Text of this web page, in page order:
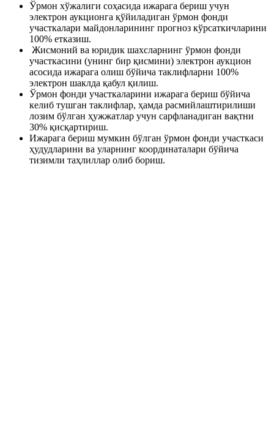
Ўрмон хўжалиги соҳасида ижарага бериш учун
электрон аукционга қўйиладиган ўрмон фонди
участкалари майдонларининг прогноз кўрсаткичларини
100% етказиш.
Жисмоний ва юридик шахсларнинг ўрмон фонди
участкасини (унинг бир қисмини) электрон аукцион
асосида ижарага олиш бўйича таклифларни 100%
электрон шаклда қабул қилиш.
Ўрмон фонди участкаларини ижарага бериш бўйича
келиб тушган таклифлар, ҳамда расмийлаштирилиши
лозим бўлган ҳужжатлар учун сарфланадиган вақтни
30% қисқартириш.
Ижарага бериш мумкин бўлган ўрмон фонди участкаси
ҳудудларини ва уларнинг координаталари бўйича
тизимли таҳлиллар олиб бориш.